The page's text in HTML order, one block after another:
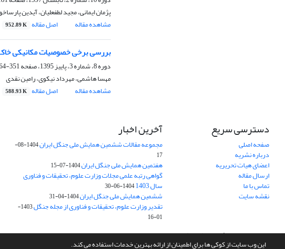
این وب سایت از کوکی ها برای اطمینان از ارائه بهترین خدمات استفاده می کند.
پژمان ایمانی، مجید لطفعلیان، آیدین
مشاهده مقاله
اصل مقاله 952.89 K
بررسی برخی خصوصیات مکانیکی
دوره 8، شماره 3، پاییز 1395، صفحه
351-364
مهسا هاشمی، مهرداد نیکوی، رامین نقدی
مشاهده مقاله
اصل مقاله 588.93 K
دسترسی سریع
صفحه اصلی
درباره نشریه
اعضای هیات تحریریه
ارسال مقاله
تماس با ما
نقشه سایت
آخرین اخبار
مجموعه مقالات ششمین همایش ملی جنگل ایران
1404-08-
17
هفتمین همایش ملی جنگل ایران1404-07-15
گواهی رتبه علمی مجلات وزارت علوم، تحقیقات و فناوری
سال 1403 1404-06-30
ششمین همایش ملی جنگل ایران1404-04-31
تقدیر وزارت علوم، تحقیقات و فناوری از مجله جنگل
1403-
01-16
سامانه مدیریت نشریات علمی.طراحی و پیاده سازی ازسیناوب